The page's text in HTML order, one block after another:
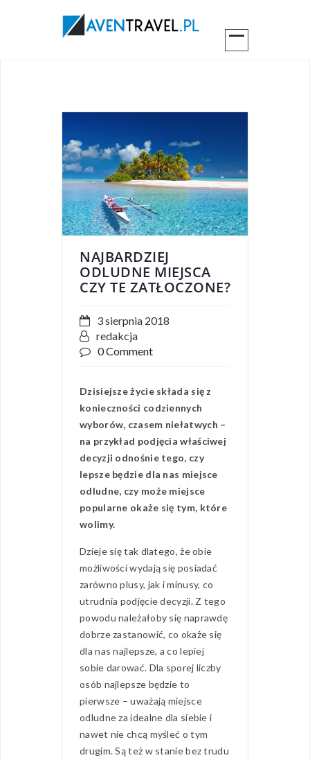
NAJBARDZIEJ
ODLUDNE MIEJSCA
CZY TE ZATŁOCZONE?
3 sierpnia 2018
redakcja
0 Comment
Dzisiejsze życie składa się z
konieczności codziennych
wyborów, czasem niełatwych –
na przykład podjęcia właściwej
decyzji odnośnie tego, czy
lepsze będzie dla nas miejsce
odludne, czy może miejsce
popularne okaże się tym, które
wolimy.
Dzieje się tak dlatego, że obie
możliwości wydają się posiadać
zarówno plusy, jak i minusy, co
utrudnia podjęcie decyzji. Z tego
powodu należałoby się naprawdę
dobrze zastanowić, co okaże się
dla nas najlepsze, a co lepiej
sobie darować. Dla sporej liczby
osób najlepsze będzie to
pierwsze – uważają miejsce
odludne za idealne dla siebie i
nawet nie chcą myśleć o tym
drugim. Są też w stanie bez trudu